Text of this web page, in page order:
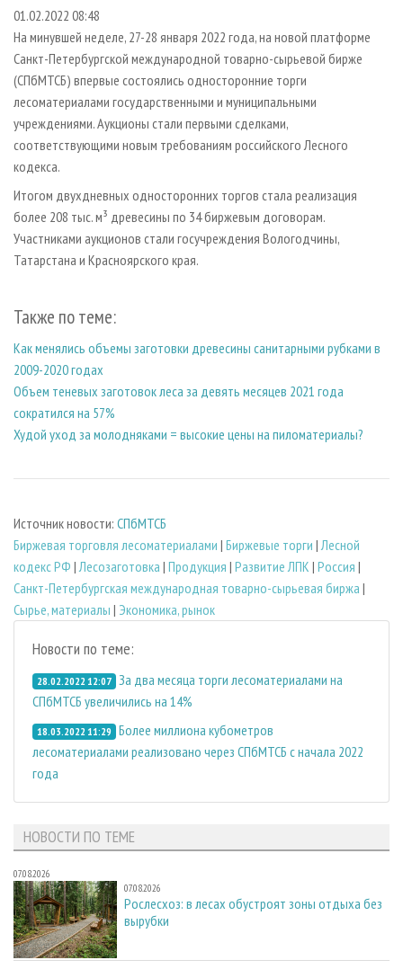
СУШКА ДРЕВЕСИНЫ
ПРОИЗВОДСТВО ДРЕВЕСНЫХ ПЛИТ
ДЕРЕВЯННОЕ ДОМОСТРОЕНИЕ
ПРОИЗВОДСТВО МЕБЕЛИ
БИОЭНЕРГЕТИКА
ЦБП
ИНСТРУМЕНТ И МАТЕРИАЛЫ
ПЕРСОНЫ
МОБИЛЬНЫЕ ВЫСТАВКИ
ОФИЦИАЛЬНЫЕ ДЕЛЕГАЦИИ
ПРИОРИТЕТНЫЕ ИНВЕСТПРОЕКТЫ
RUSSIAN FORESTRY REVIEW
ГАЗЕТА ЛЕСПРОМФОРУМ
БИБЛИОТЕКА СПЕЦИАЛИСТА
КОНТАКТЫ
РЕКЛАМА
РЕКЛАМА НА САЙТЕ
01.02.2022 08:48
На минувшей неделе, 27-28 января 2022 года, на новой платформе
Санкт-Петербургской международной товарно-сырьевой бирже
(СПбМТСБ) впервые состоялись односторонние торги
лесоматериалами государственными и муниципальными
учреждениями. Аукционы стали первыми сделками,
соответствующими новым требованиям российского Лесного
кодекса.
Итогом двухдневных односторонних торгов стала реализация
более 208 тыс. м³ древесины по 34 биржевым договорам.
Участниками аукционов стали госучреждения Вологодчины,
Татарстана и Красноярского края.
Также по теме:
Как менялись объемы заготовки древесины санитарными рубками в
2009-2020 годах
Объем теневых заготовок леса за девять месяцев 2021 года
сократился на 57%
Худой уход за молодняками = высокие цены на пиломатериалы?
Источник новости: СПбМТСБ
Биржевая торговля лесоматериалами | Биржевые торги | Лесной
кодекс РФ | Лесозаготовка | Продукция | Развитие ЛПК | Россия |
Санкт-Петербургская международная товарно-сырьевая биржа |
Сырье, материалы | Экономика, рынок
Новости по теме:
28.02.2022 12:07
За два месяца торги лесоматериалами на
СПбМТСБ увеличились на 14%
18.03.2022 11:29 Более миллиона кубометров
лесоматериалами реализовано через СПбМТСБ с начала 2022
года
НОВОСТИ ПО ТЕМЕ
07.08.2026
07.08.2026
Рослесхоз: в лесах обустроят зоны отдыха без
вырубки